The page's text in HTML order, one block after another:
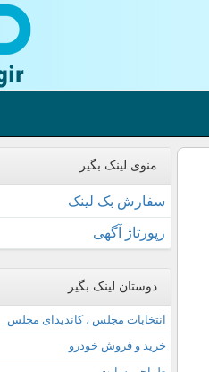
منوی لینک بگیر
سفارش بک لینک
رپورتاژ آگهی
دوستان لینک بگیر
انتخابات مجلس ، کاندیدای مجلس
خرید و فروش خودرو